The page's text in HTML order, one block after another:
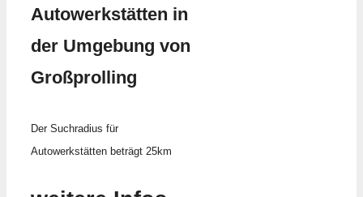
Autowerkstätten in
der Umgebung von
Großprolling
Der Suchradius für
Autowerkstätten beträgt 25km